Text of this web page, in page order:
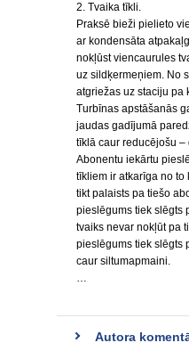
2. Tvaika tīkli.
Praksē bieži pielieto
ar kondensāta
nokļūst viencaurules
uz sildķermeņiem. No
atgriežas uz staciju pa
Turbīnas apstāšanās
jaudas gadījumā
tīklā caur reducējošu
Abonentu iekārtu
tīkliem ir atkarīga no to
tikt palaists pa tiešo
pieslēgums tiek slēgts
tvaiks nevar nokļūt pa
pieslēgums tiek slēgts
caur siltumapmaini.
…
Autora